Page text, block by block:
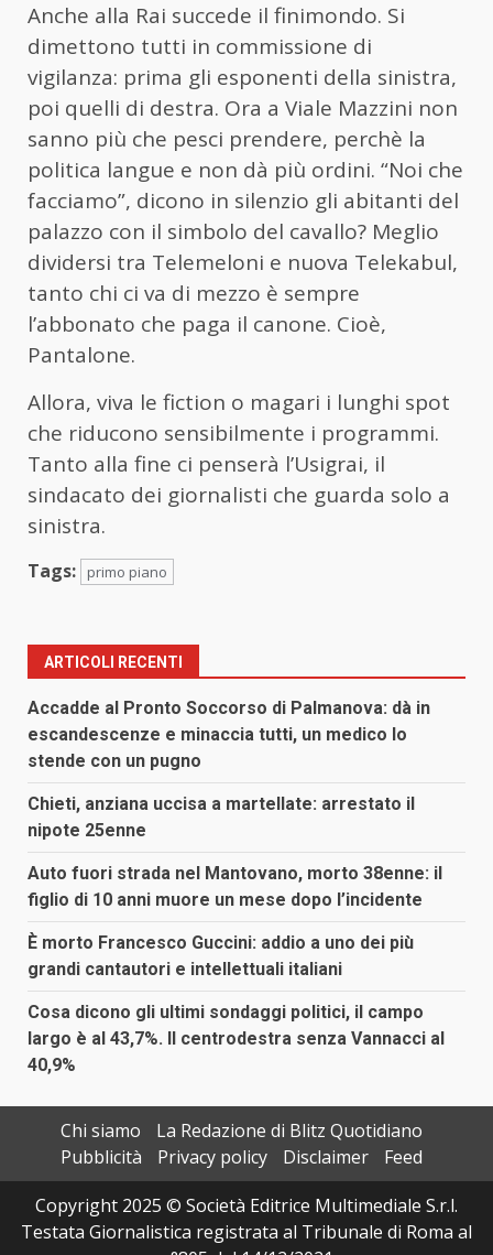
Anche alla Rai succede il finimondo. Si
dimettono tutti in commissione di
vigilanza: prima gli esponenti della sinistra,
poi quelli di destra. Ora a Viale Mazzini non
sanno più che pesci prendere, perchè la
politica langue e non dà più ordini. “Noi che
facciamo”, dicono in silenzio gli abitanti del
palazzo con il simbolo del cavallo? Meglio
dividersi tra Telemeloni e nuova Telekabul,
tanto chi ci va di mezzo è sempre
l’abbonato che paga il canone. Cioè,
Pantalone.
Allora, viva le fiction o magari i lunghi spot
che riducono sensibilmente i programmi.
Tanto alla fine ci penserà l’Usigrai, il
sindacato dei giornalisti che guarda solo a
sinistra.
Tags: primo piano
ARTICOLI RECENTI
Accadde al Pronto Soccorso di Palmanova: dà in
escandescenze e minaccia tutti, un medico lo
stende con un pugno
Chieti, anziana uccisa a martellate: arrestato il
nipote 25enne
Auto fuori strada nel Mantovano, morto 38enne: il
figlio di 10 anni muore un mese dopo l’incidente
È morto Francesco Guccini: addio a uno dei più
grandi cantautori e intellettuali italiani
Cosa dicono gli ultimi sondaggi politici, il campo
largo è al 43,7%. Il centrodestra senza Vannacci al
40,9%
Chi siamo
La Redazione di Blitz Quotidiano
Pubblicità
Privacy policy Disclaimer
Feed
Copyright 2025 © Società Editrice Multimediale S.r.l.
Testata Giornalistica registrata al Tribunale di Roma al